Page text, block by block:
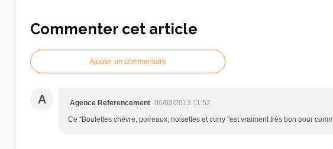
Commenter cet article
Ajouter un commentaire
A Agence Referencement 06/03/2013 11:52
Ce "Boulettes chèvre, poireaux, noisettes et curry "est vraiment très bon pour